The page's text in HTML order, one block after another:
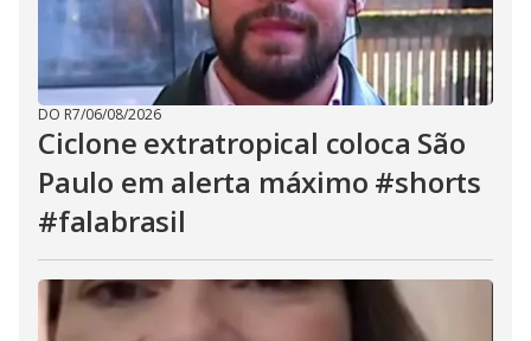
DO R7/06/08/2026
Ciclone extratropical coloca São
Paulo em alerta máximo #shorts
#falabrasil